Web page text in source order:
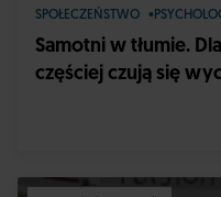
SPOŁECZEŃSTWO
Samotni w tłumie.
częściej czują się